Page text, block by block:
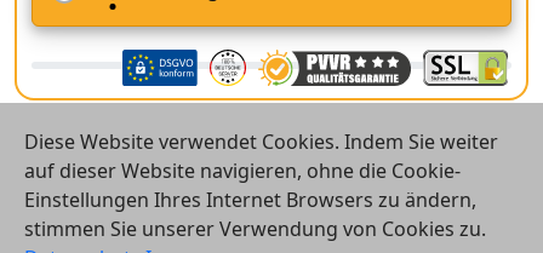
© 2026 Vergleichsrechner24 GmbH
Diese Website verwendet Cookies. Indem Sie weiter
auf dieser Website navigieren, ohne die Cookie-
Einstellungen Ihres Internet Browsers zu ändern,
stimmen Sie unserer Verwendung von Cookies zu.